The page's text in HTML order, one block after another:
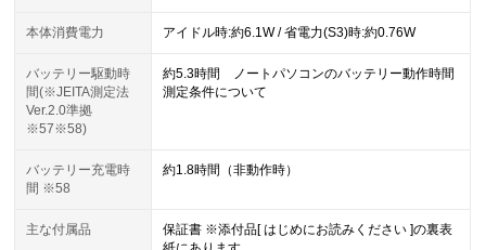
本体消費電力 アイドル時:約6.1W / 省電力(S3)時:約0.76W
バッテリー駆動時
間(※JEITA測定法
Ver.2.0準拠
※57※58)
約5.3時間 ノートパソコンのバッテリー動作時間
測定条件について
バッテリー充電時
間 ※58
約1.8時間（非動作時）
主な付属品
保証書 ※添付品[ はじめにお読みください ]の裏表